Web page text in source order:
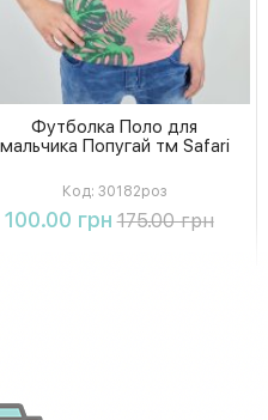
Футболка Поло для
мальчика Попугай тм Safari
Код: 30182роз
100.00 грн 175.00 грн
Купить